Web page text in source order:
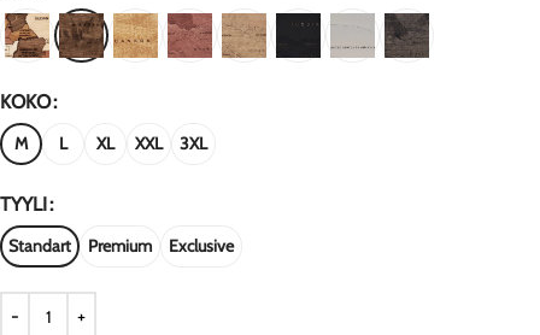
KOKO
M L XL XXL 3XL
TYYLI
Standart Premium Exclusive